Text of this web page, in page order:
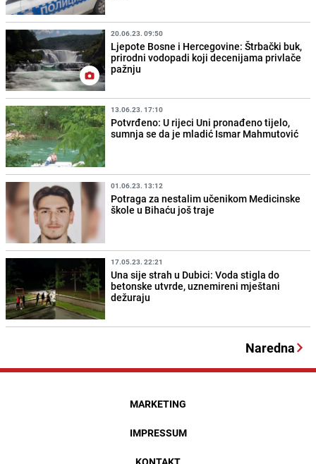
20.06.23. 09:50
Ljepote Bosne i Hercegovine: Štrbački buk,
prirodni vodopadi koji decenijama privlače
pažnju
13.06.23. 17:10
Potvrđeno: U rijeci Uni pronađeno tijelo,
sumnja se da je mladić Ismar Mahmutović
01.06.23. 13:12
Potraga za nestalim učenikom Medicinske
škole u Bihaću još traje
17.05.23. 22:21
Una sije strah u Dubici: Voda stigla do
betonske utvrde, uznemireni mještani
dežuraju
Naredna
MARKETING
IMPRESSUM